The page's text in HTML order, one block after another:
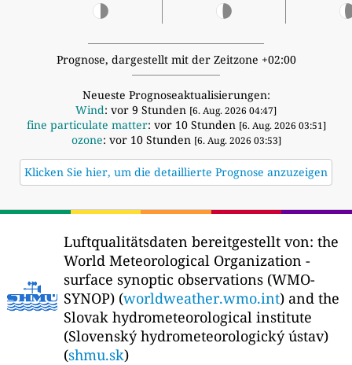
Prognose, dargestellt mit der Zeitzone +02:00
Neueste Prognoseaktualisierungen:
Wind: vor 9 Stunden [6. Aug. 2026 04:47]
fine particulate matter: vor 10 Stunden [6. Aug. 2026 03:51]
ozone: vor 10 Stunden [6. Aug. 2026 03:53]
Klicken Sie hier, um die detaillierte Prognose anzuzeigen
Luftqualitätsdaten bereitgestellt von: the
World Meteorological Organization -
surface synoptic observations (WMO-
SYNOP) (worldweather.wmo.int) and the
Slovak hydrometeorological institute
(Slovenský hydrometeorologický ústav)
(shmu.sk)